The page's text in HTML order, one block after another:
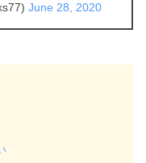
June 28, 2020